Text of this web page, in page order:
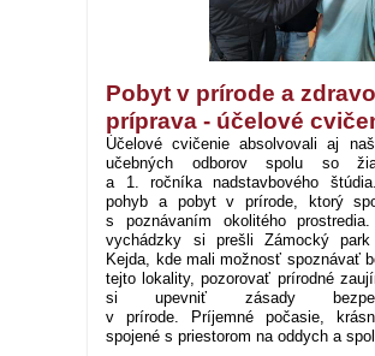
Pobyt v prírode a
príprava - účelové
Účelové cvičenie absolvovali aj
učebných odborov spolu so
a 1. ročníka nadstavbového
pohyb a pobyt v prírode, ktorý
s poznávaním okolitého
vychádzky si prešli Zámocký
Kejda, kde mali možnosť spoznávať
tejto lokality, pozorovať prírodné
si upevniť zásady
v prírode. Príjemné počasie,
spojené s priestorom na oddych a